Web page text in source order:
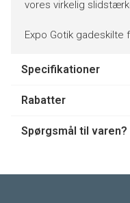
vores virkelig
Expo Gotik gadeskilte
Specifikationer
Rabatter
Spørgsmål til varen?